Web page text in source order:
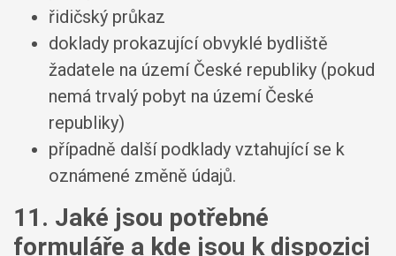
řidičský průkaz
doklady prokazující obvyklé bydliště
žadatele na území České republiky (pokud
nemá trvalý pobyt na území České
republiky)
případně další podklady vztahující se k
oznámené změně údajů.
11. Jaké jsou potřebné
formuláře a kde jsou k dispozici